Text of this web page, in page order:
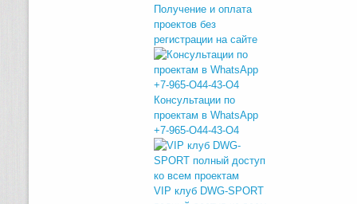
Получение и оплата
проектов без
регистрации на сайте
Консультации по
проектам в WhatsApp
+7-965-O44-43-O4
VIP клуб DWG-SPORT